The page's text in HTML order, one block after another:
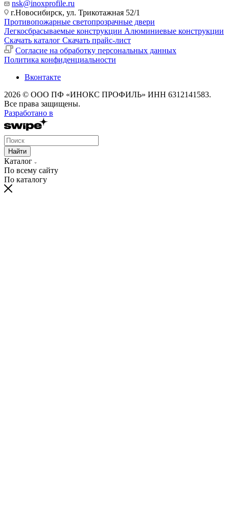
nsk@inoxprofile.ru
г.Новосибирск, ул. Трикотажная 52/1
Противопожарные светопрозрачные двери
Легкосбрасываемые конструкции Алюминиевые конструкции
Скачать каталог Скачать прайс-лист
Cогласие на обработку персональных данных
Политика конфиденциальности
Вконтакте
2026 © ООО ПФ «ИНОКС ПРОФИЛЬ» ИНН 6312141583.
Все права защищены.
Разработано в
Найти
Каталог
По всему сайту
По каталогу